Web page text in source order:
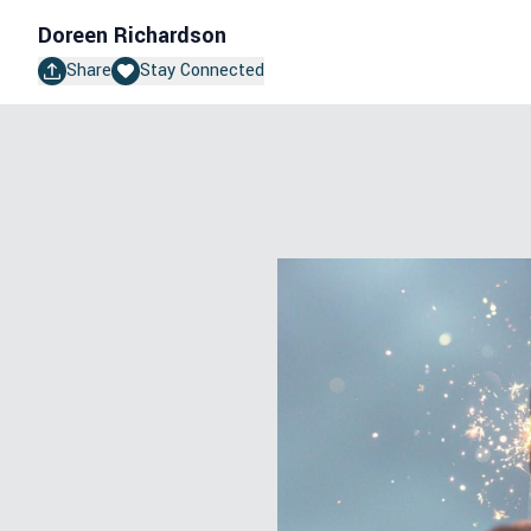
Doreen Richardson
Share Stay Connected